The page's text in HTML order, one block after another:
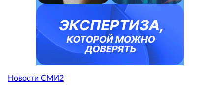
Новости СМИ2